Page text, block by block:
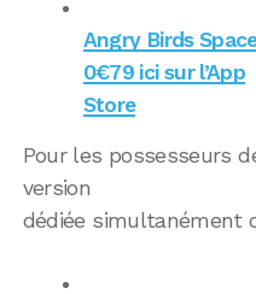
Angry Birds
0€79 ici sur l’App
Store
Pour les possesseurs
version
dédiée simultanément